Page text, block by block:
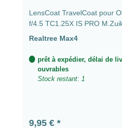
LensCoat TravelCoat pour
f/4.5 TC1.25X IS PRO
Max4
Realtree Max4
prêt à expédier, délai de
ouvrables
Stock restant: 1
Prix régulier :
9,95 €